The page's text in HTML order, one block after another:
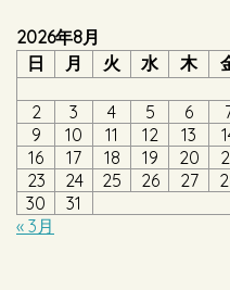
2026年8月
日
月 火 水 木
2
3 4 5 6
9
10 11 12 13
16
17 18 19 20
23
24 25 26 27
30
31
« 3月